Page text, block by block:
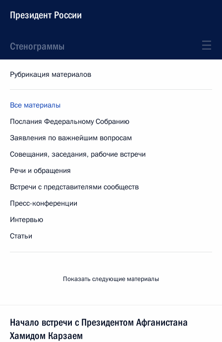
Президент России
Стенограммы
Рубрикация материалов
Все материалы
Послания Федеральному Собранию
Заявления по важнейшим вопросам
Совещания, заседания, рабочие встречи
Речи и обращения
Встречи с представителями сообществ
Пресс-конференции
Интервью
Статьи
Показать следующие материалы
Начало встречи с Президентом Афганистана
Хамидом Карзаем